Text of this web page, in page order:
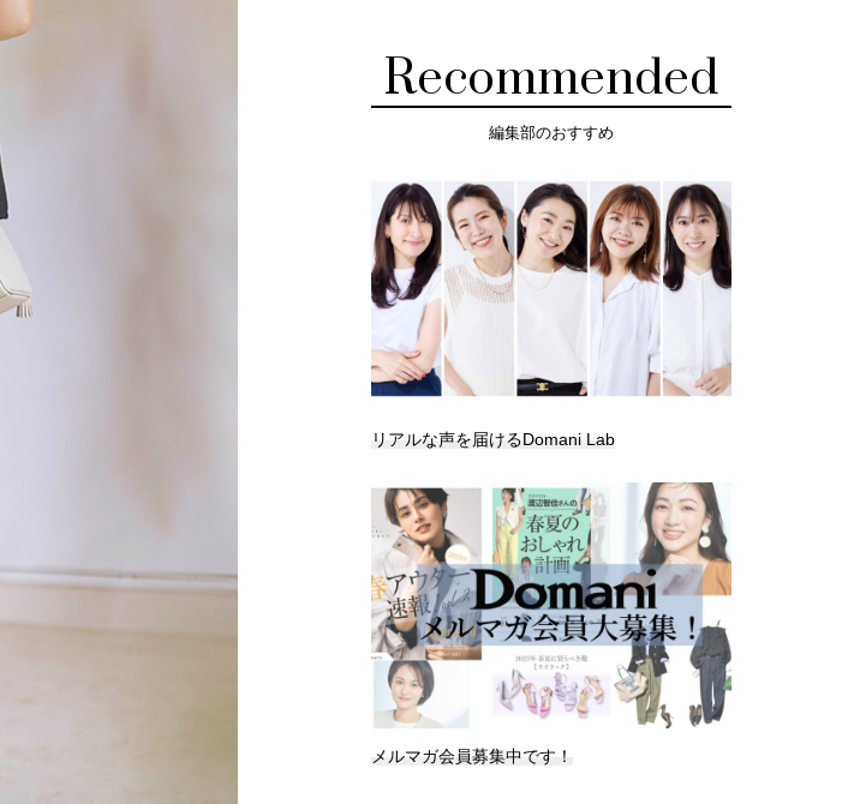
Recommended
編集部のおすすめ
リアルな声を届けるDomani Lab
メルマガ会員募集中です！